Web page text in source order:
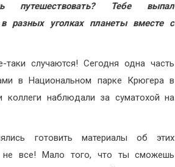
Тебе выпал
разных уголках планеты вместе с
случаются! Сегодня одна часть
в Национальном парке Крюгера в
наблюдали за суматохой на
готовить материалы об этих
не все! Мало того, что ты сможешь